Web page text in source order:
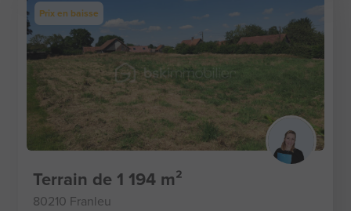
Prix en baisse
Terrain de 1 194 m²
80210 Franleu